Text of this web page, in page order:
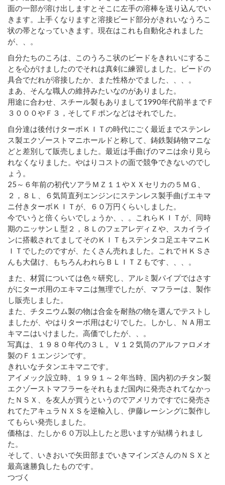
面の一部が溶け出しますとそこに左手の溶棒を送り込んでい
きます。上手くなりますと溶接ビード部分がきれいなうろこ
状の帯となっていきます。現在はこれも自動化されました
が、、。
自分たちのころは、このうろこ状のビードをきれいにするこ
とを心がけましたのでそれは真剣に練習しました。ビードの
具合でだれが溶接したか、また性格かでました、、、。
まあ、そんな職人の維持みたいなのがありました。
用途に合わせ、スチール製もありまして1990年代前半までＦ
３０００やＦ３，そしてＦポンなどはそれでした。
自分達は後付けターボＫＩＴの時代にごく最近までステンレ
ス製エクゾーストマニホールドと称して、鋳鉄製鋳物マニな
どと差別して販売しました。最近は手曲げのマニは余り見ら
れなくなりました。やはりコストの面で競争できないのでし
ょう。
25～６年前の初代ソアラＭＺ１１やＸＸセリカの５ＭＧ、
２，８Ｌ、６気筒直列エンジンにステンレス製手曲げエキマ
ニ付きターボＫＩＴが、６０万円くらいしました。
今でいうと倍くらいでしょうか、、。これらＫＩＴが、同時
期のニッサンＬ型２，８ＬのフェアレディＺや、スカイライ
ンに搭載されてましてそのＫＩＴもステンタコ足エキマニＫ
ＩＴでしたのですが、たくさん売れました。これでＨＫＳさ
んも大儲け、もちろんわれらＢＬＩＴＺもです、、、。
また、材質については色々研究し、アルミ製パイプではさす
がにターボ用のエキマニは無理でしたが、マフラーは、製作
し販売しました。
また、チタニウム製の物は合金を耐熱の物を選んでテストし
ましたが、やはりターボ用はむりでした。しかし、ＮＡ用エ
キマニはいけました。高価でしたが、、。
写真は、１９８０年代の３Ｌ。Ｖ１２気筒のアルファロメオ
製のＦ１エンジンです。
きれいなチタンエキマニです。
アイメック設立時、１９９１～２年当時、国内初のチタン製
エクゾーストマフラーをそれもまだ国内に発売されてなかっ
たＮＳＸ、を友人が買うというのでアメリカですでに発売さ
れてたアキュラＮＸＳを逆輸入し、伊藤レーシングに製作し
てもらい発売しました。
価格は、たしか６０万以上したと思いますが結構うれまし
た。
そして、いきおいで矢田部までいきマインズさんのＮＳＸと
最高速勝負したものです。
つづく